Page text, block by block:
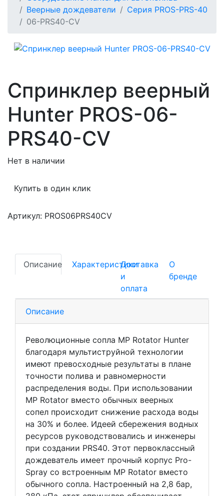
Веерные дождеватели
Серия PROS-PRS-40
06-PRS40-CV
Спринклер веерный
Hunter PROS-06-
PRS40-CV
Нет в наличии
Купить в один клик
Артикул: PROS06PRS40CV
Описание ХарактеристикиДоставка
и
оплата
О
бренде
Описание
Революционные сопла MP Rotator Hunter
благодаря мультиструйной технологии
имеют превосходные результаты в плане
точности полива и равномерности
распределения воды. При использовании
MP Rotator вместо обычных веерных
сопел происходит снижение расхода воды
на 30% и более. Идеей сбережения водных
ресурсов руководствовались и инженеры
при создании PRS40. Этот первоклассный
дождеватель имеет прочный корпус Pro-
Spray со встроенным MP Rotator вместо
обычного сопла. Настроенный на 2,8 бар,